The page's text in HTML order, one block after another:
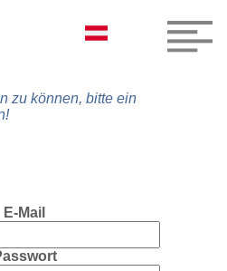
zu können, bitte ein
E-Mail